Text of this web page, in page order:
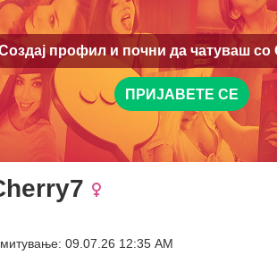
профил и почни да чатуваш со
ПРИЈАВЕТЕ СЕ
09.07.26 12:35 AM